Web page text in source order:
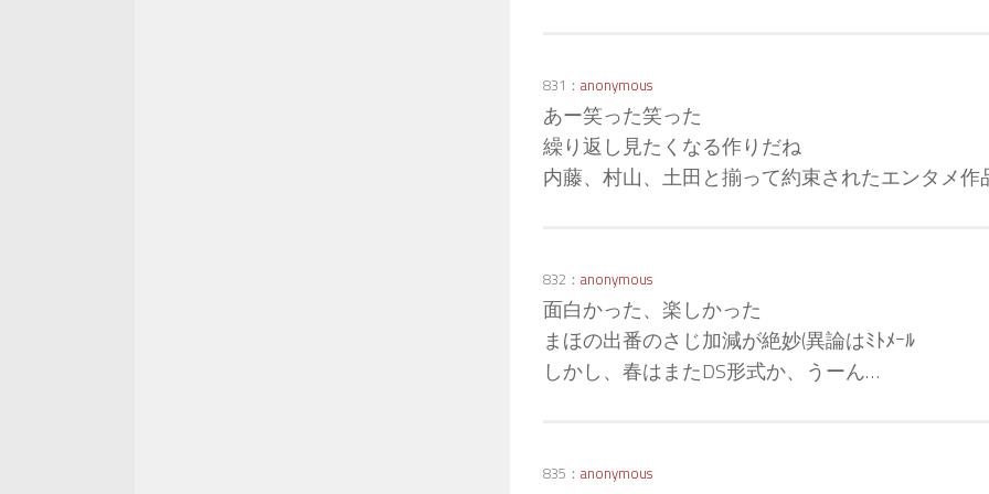
831： anonymous
あー笑った笑った
繰り返し見たくなる作りだね
内藤、村山、土田と揃って約束されたエンタメ作
832： anonymous
面白かった、楽しかった
まほの出番のさじ加減が絶妙(異論はﾐﾄﾒｰﾙ
しかし、春はまたDS形式か、うーん…
835： anonymous